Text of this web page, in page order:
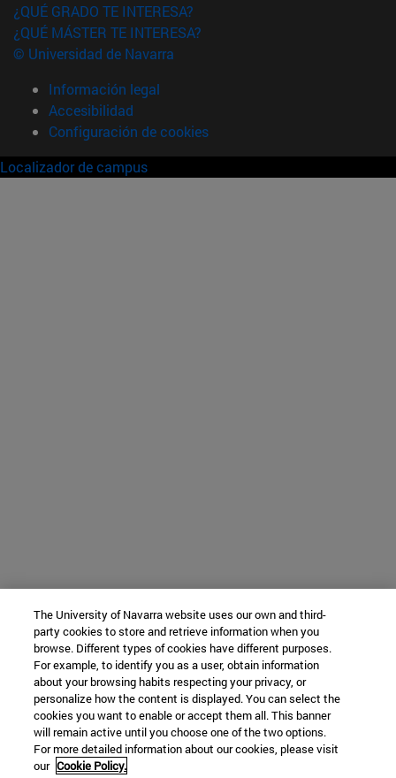
¿QUÉ GRADO TE INTERESA?
¿QUÉ MÁSTER TE INTERESA?
© Universidad de Navarra
Información legal
Accesibilidad
Configuración de cookies
Localizador de campus
The University of Navarra website uses our own and third-
party cookies to store and retrieve information when you
browse. Different types of cookies have different purposes.
For example, to identify you as a user, obtain information
about your browsing habits respecting your privacy, or
personalize how the content is displayed. You can select the
cookies you want to enable or accept them all. This banner
will remain active until you choose one of the two options.
For more detailed information about our cookies, please visit
our Cookie Policy.